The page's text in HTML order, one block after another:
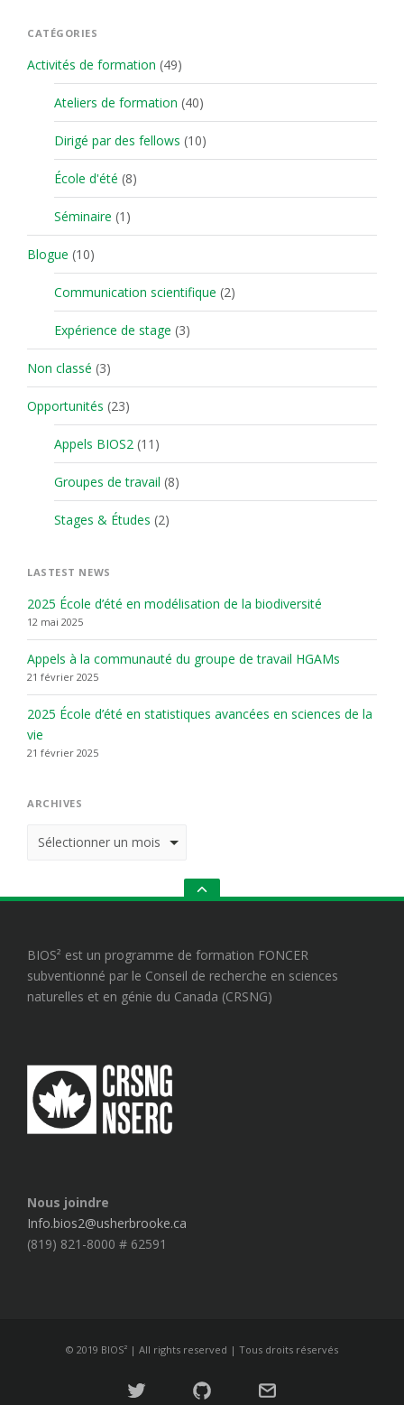
CATÉGORIES
Activités de formation (49)
Ateliers de formation (40)
Dirigé par des fellows (10)
École d'été (8)
Séminaire (1)
Blogue (10)
Communication scientifique (2)
Expérience de stage (3)
Non classé (3)
Opportunités (23)
Appels BIOS2 (11)
Groupes de travail (8)
Stages & Études (2)
LASTEST NEWS
2025 École d’été en modélisation de la biodiversité
12 mai 2025
Appels à la communauté du groupe de travail HGAMs
21 février 2025
2025 École d’été en statistiques avancées en sciences de la
vie
21 février 2025
ARCHIVES
Archives
GO
BIOS² est un programme de formation FONCER
subventionné par le Conseil de recherche en sciences
naturelles et en génie du Canada (CRSNG)
Nous joindre
Info.bios2@usherbrooke.ca
(819) 821-8000 # 62591
© 2019 BIOS² | All rights reserved | Tous droits réservés